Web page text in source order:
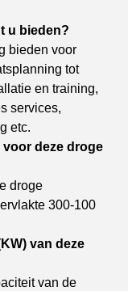
u bieden?
bieden voor
tot
en training,
services,
etc.
voor deze droge
droge
300-100
van deze
van de